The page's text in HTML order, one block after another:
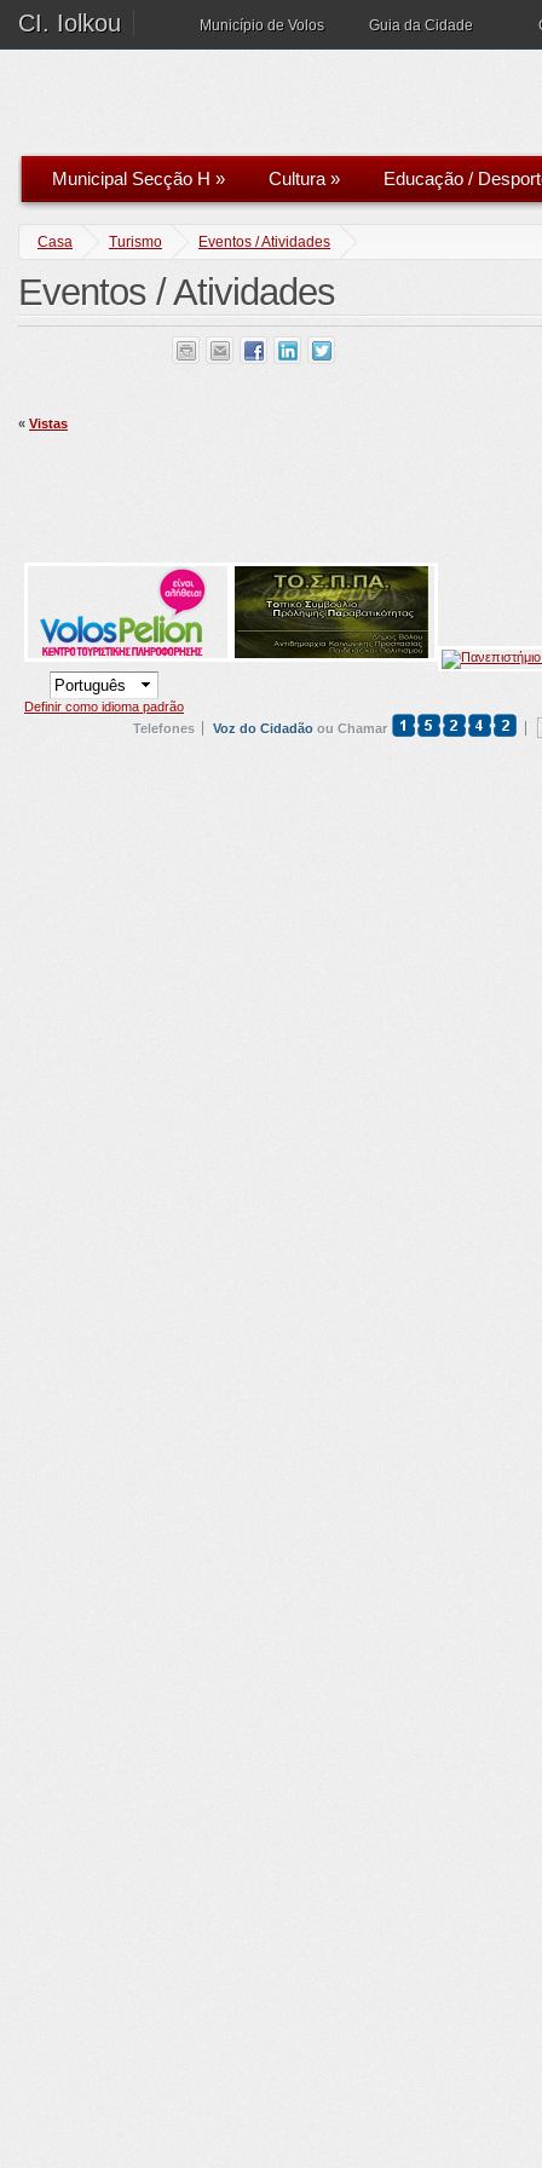
CI. Iolkou Município de Volos Guia da Cidade
Municipal Secção H » Cultura» Educação /
Casa Turismo Eventos / Atividades
Eventos / Atividades
« Vistas
Definir como idioma padrão
Telefones
Voz do Cidadão ou Chamar